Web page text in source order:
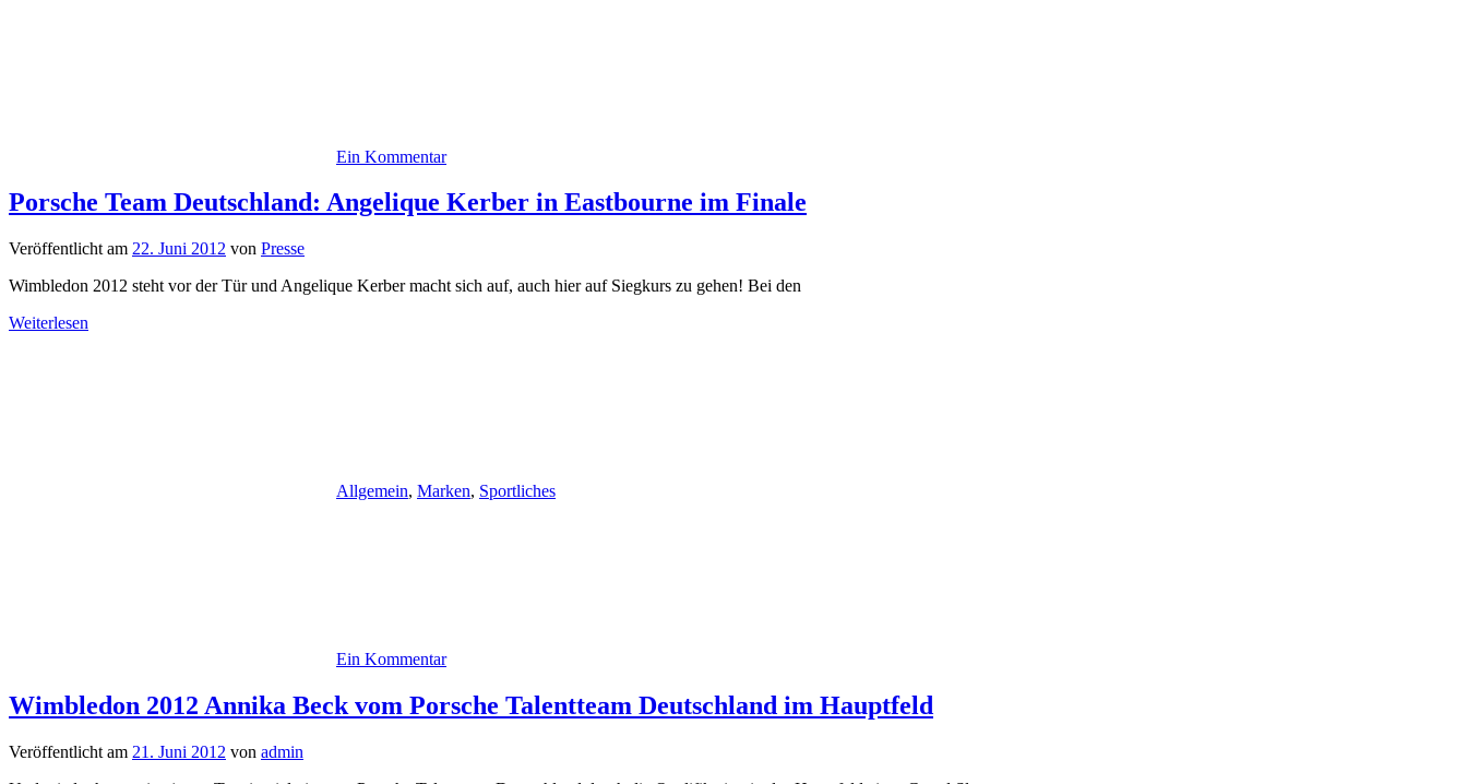
Ein Kommentar
Porsche Team Deutschland: Angelique Kerber in Eastbourne im Finale
Veröffentlicht am 22. Juni 2012 von Presse
Wimbledon 2012 steht vor der Tür und Angelique Kerber macht sich auf, auch hier auf Siegkurs zu gehen! Bei den
Weiterlesen
Allgemein, Marken, Sportliches
Ein Kommentar
Wimbledon 2012 Annika Beck vom Porsche Talentteam Deutschland im Hauptfeld
Veröffentlicht am 21. Juni 2012 von admin